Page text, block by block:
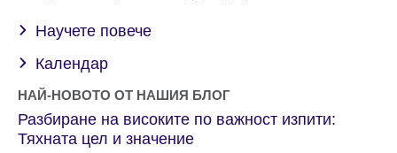
Научете повече
Календар
НАЙ-НОВОТО ОТ НАШИЯ БЛОГ
Разбиране на високите по важност изпити:
Тяхната цел и значение